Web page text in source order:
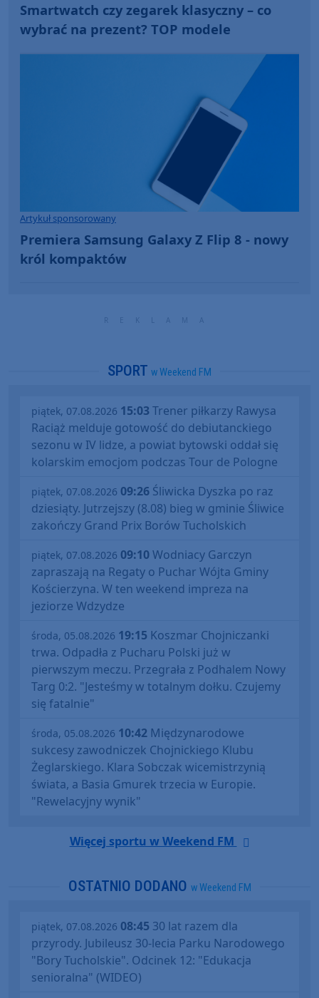
Smartwatch czy zegarek klasyczny – co
wybrać na prezent? TOP modele
Artykuł sponsorowany
Premiera Samsung Galaxy Z Flip 8 - nowy
król kompaktów
SPORT w Weekend FM
piątek, 07.08.2026 15:03Trener piłkarzy Rawysa
Raciąż melduje gotowość do debiutanckiego
sezonu w IV lidze, a powiat bytowski oddał się
kolarskim emocjom podczas Tour de Pologne
piątek, 07.08.2026 09:26 Śliwicka Dyszka po raz
dziesiąty. Jutrzejszy (8.08) bieg w gminie Śliwice
zakończy Grand Prix Borów Tucholskich
piątek, 07.08.2026 09:10Wodniacy Garczyn
zapraszają na Regaty o Puchar Wójta Gminy
Kościerzyna. W ten weekend impreza na
jeziorze Wdzydze
środa, 05.08.2026 19:15 Koszmar Chojniczanki
trwa. Odpadła z Pucharu Polski już w
pierwszym meczu. Przegrała z Podhalem Nowy
Targ 0:2. "Jesteśmy w totalnym dołku. Czujemy
się fatalnie"
środa, 05.08.2026 10:42 Międzynarodowe
sukcesy zawodniczek Chojnickiego Klubu
Żeglarskiego. Klara Sobczak wicemistrzynią
świata, a Basia Gmurek trzecia w Europie.
"Rewelacyjny wynik"
Więcej sportu w Weekend FM
OSTATNIO DODANO w Weekend FM
piątek, 07.08.2026 08:45 30 lat razem dla
przyrody. Jubileusz 30-lecia Parku Narodowego
"Bory Tucholskie". Odcinek 12: "Edukacja
senioralna" (WIDEO)